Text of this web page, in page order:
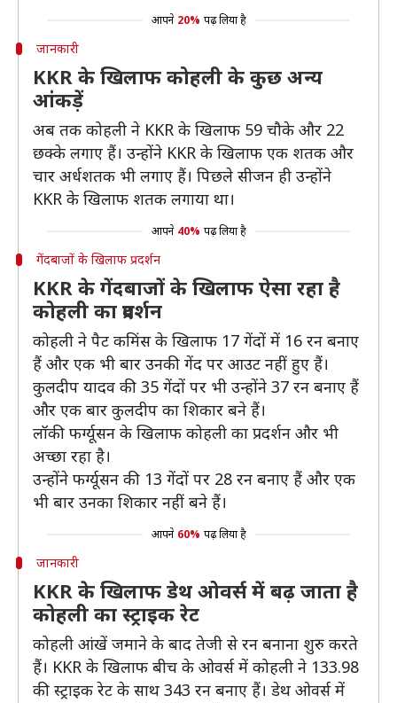
आपने 20% पढ़ लिया है
जानकारी
KKR के खिलाफ कोहली के कुछ अन्य
आंकड़ें
अब तक कोहली ने KKR के खिलाफ 59 चौके और 22
छक्के लगाए हैं। उन्होंने KKR के खिलाफ एक शतक और
चार अर्धशतक भी लगाए हैं। पिछले सीजन ही उन्होंने
KKR के खिलाफ शतक लगाया था।
आपने 40% पढ़ लिया है
गेंदबाजों के खिलाफ प्रदर्शन
KKR के गेंदबाजों के खिलाफ ऐसा रहा है
कोहली का प्रदर्शन
कोहली ने पैट कमिंस के खिलाफ 17 गेंदों में 16 रन बनाए
हैं और एक भी बार उनकी गेंद पर आउट नहीं हुए हैं।
कुलदीप यादव की 35 गेंदों पर भी उन्होंने 37 रन बनाए हैं
और एक बार कुलदीप का शिकार बने हैं।
लॉकी फर्ग्यूसन के खिलाफ कोहली का प्रदर्शन और भी
अच्छा रहा है।
उन्होंने फर्ग्यूसन की 13 गेंदों पर 28 रन बनाए हैं और एक
भी बार उनका शिकार नहीं बने हैं।
आपने 60% पढ़ लिया है
जानकारी
KKR के खिलाफ डेथ ओवर्स में बढ़ जाता है
कोहली का स्ट्राइक रेट
कोहली आंखें जमाने के बाद तेजी से रन बनाना शुरु करते
हैं। KKR के खिलाफ बीच के ओवर्स में कोहली ने 133.98
की स्ट्राइक रेट के साथ 343 रन बनाए हैं। डेथ ओवर्स में